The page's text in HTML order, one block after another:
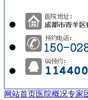
网站首页医院概况专家